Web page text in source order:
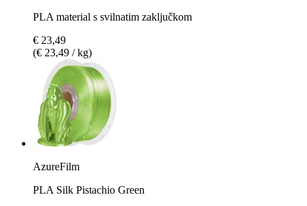
PLA material s svilnatim zaključkom
€ 23,49
(€ 23,49 / kg)
AzureFilm
PLA Silk Pistachio Green